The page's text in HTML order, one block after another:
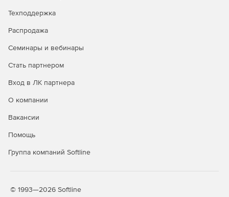
Техподдержка
Распродажа
Семинары и вебинары
Стать партнером
Вход в ЛК партнера
О компании
Вакансии
Помощь
Группа компаний Softline
© 1993—2026 Softline